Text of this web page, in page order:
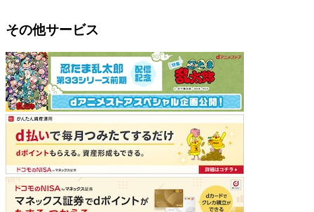
その他サービス